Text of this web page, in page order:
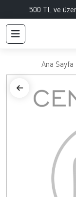
500 TL ve
Ana Sayfa